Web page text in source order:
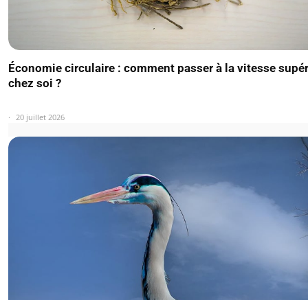
Économie circulaire : comment passer à la vitesse
chez soi ?
20 juillet 2026